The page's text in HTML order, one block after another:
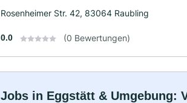
Rosenheimer Str. 42, 83064 Raubling
0.0 (0 Bewertungen)
Jobs in Eggstätt & Umgebung: